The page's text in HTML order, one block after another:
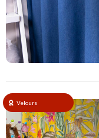
Velours